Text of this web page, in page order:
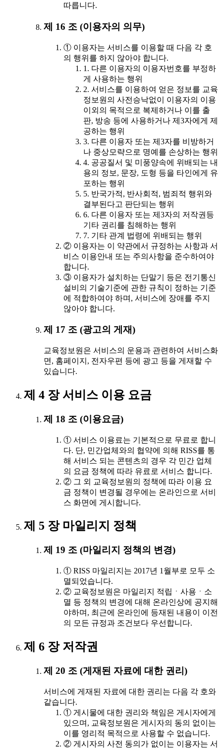
따릅니다.
제 16 조 (이용자의 의무)
① 이용자는 서비스를 이용할 때 다음 각 호
의 행위를 하지 않아야 합니다.
1. 다른 이용자의 이용자번호를 부정하
게 사용하는 행위
2. 서비스를 이용하여 얻은 정보를 교육
정보원의 사전승낙없이 이용자의 이용
이외의 목적으로 복제하거나 이를 출
판, 방송 등에 사용하거나 제3자에게 제
공하는 행위
3. 다른 이용자 또는 제3자를 비방하거
나 중상모략으로 명예를 손상하는 행위
4. 공공질서 및 미풍양속에 위배되는 내
용의 정보, 문장, 도형 등을 타인에게 유
포하는 행위
5. 반국가적, 반사회적, 범죄적 행위와
결부된다고 판단되는 행위
6. 다른 이용자 또는 제3자의 저작권등
기타 권리를 침해하는 행위
7. 기타 관계 법령에 위배되는 행위
② 이용자는 이 약관에서 규정하는 사항과 서
비스 이용안내 또는 주의사항을 준수하여야
합니다.
③ 이용자가 설치하는 단말기 등은 전기통신
설비의 기술기준에 관한 규칙이 정하는 기준
에 적합하여야 하며, 서비스에 장애를 주지
않아야 합니다.
제 17 조 (광고의 게재)
교육정보원은 서비스의 운용과 관련하여 서비스화
면, 홈페이지, 전자우편 등에 광고 등을 게재할 수
있습니다.
제 4 장 서비스 이용 요금
제 18 조 (이용요금)
① 서비스 이용료는 기본적으로 무료로 합니
다. 단, 민간업체와의 협약에 의해 RISS를 통
해 서비스 되는 콘텐츠의 경우 각 민간 업체
의 요금 정책에 따라 유료로 서비스 합니다.
② 그 외 교육정보원의 정책에 따라 이용 요
금 정책이 변경될 경우에는 온라인으로 서비
스 화면에 게시합니다.
제 5 장 마일리지 정책
제 19 조 (마일리지 정책의 변경)
① RISS 마일리지는 2017년 1월부로 모두 소
멸되었습니다.
② 교육정보원은 마일리지 적립ㆍ사용ㆍ소
멸 등 정책의 변경에 대해 온라인상에 공지해
야하며, 최근에 온라인에 등재된 내용이 이전
의 모든 규정과 조건보다 우선합니다.
제 6 장 저작권
제 20 조 (게재된 자료에 대한 권리)
서비스에 게재된 자료에 대한 권리는 다음 각 호와
같습니다.
① 게시물에 대한 권리와 책임은 게시자에게
있으며, 교육정보원은 게시자의 동의 없이는
이를 영리적 목적으로 사용할 수 없습니다.
② 게시자의 사전 동의가 없이는 이용자는 서